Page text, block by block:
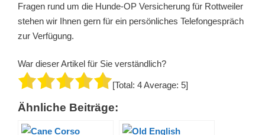
Fragen rund um die Hunde-OP Versicherung für Rottweiler
stehen wir Ihnen gern für ein persönliches Telefongespräch
zur Verfügung.
War dieser Artikel für Sie verständlich?
[Total: 4Average: 5]
Ähnliche Beiträge: